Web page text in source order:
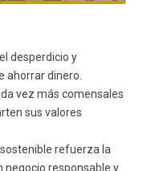
desperdicio y
ahorrar dinero.
vez más comensales
sus valores
refuerza la
responsable y